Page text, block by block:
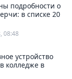
подробности о
в списке 20
08:48
устройство
колледже в